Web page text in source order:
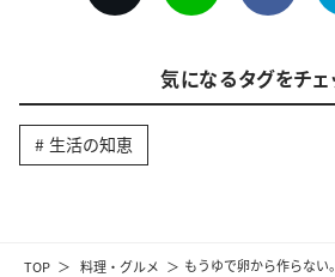
TOP 料理・グルメ もうゆで卵から作らな
気になるタグをチェ
生活の知恵